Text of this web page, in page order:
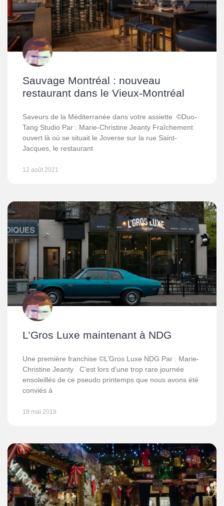
Sauvage Montréal : nouveau
restaurant dans le Vieux-Montréal
Saveurs de la Méditerranée dans votre assiette ©Duo-
Tang Studio Par : Marie-Christine Jeanty Fraîchement
ouvert là où se situait le Joverse sur la rue Saint-
Jacques, le restaurant
12 août 2021
L’Gros Luxe maintenant à NDG
Une première franchise ©L’Gros Luxe NDG Par : Marie-
Christine Jeanty C’est lors d’une trop rare journée
ensoleillés de ce pseudo printemps que nous avons été
conviés à
19 mai 2019